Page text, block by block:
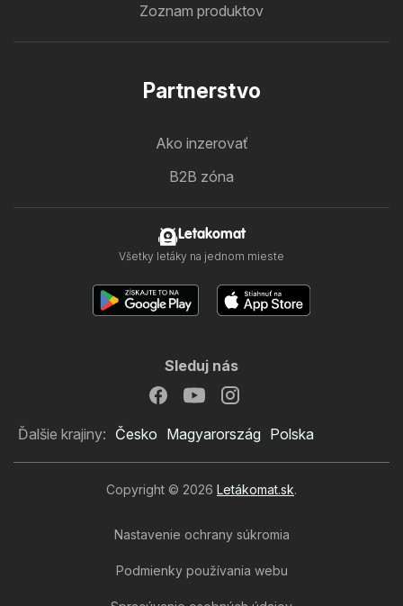
Zoznam produktov
Partnerstvo
Ako inzerovať
B2B zóna
Letakomat
Všetky letáky na jednom mieste
Sleduj nás
Ďalšie krajiny: Česko Magyarország Polska
Copyright © 2026 Letákomat.sk.
Nastavenie ochrany súkromia
Podmienky používania webu